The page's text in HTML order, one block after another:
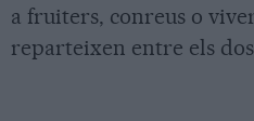
a fruiters, conreus o
reparteixen entre els